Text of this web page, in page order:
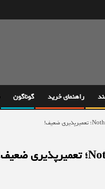
راهنمای خرید گوناگون